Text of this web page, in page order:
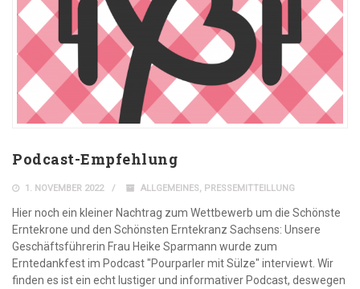
Podcast-Empfehlung
1. NOVEMBER 2022 ALLGEMEINES, PRESSEMITTEILLUNG
Hier noch ein kleiner Nachtrag zum Wettbewerb um die Schönste
Erntekrone und den Schönsten Erntekranz Sachsens: Unsere
Geschäftsführerin Frau Heike Sparmann wurde zum
Erntedankfest im Podcast "Pourparler mit Sülze" interviewt. Wir
finden es ist ein echt lustiger und informativer Podcast, deswegen